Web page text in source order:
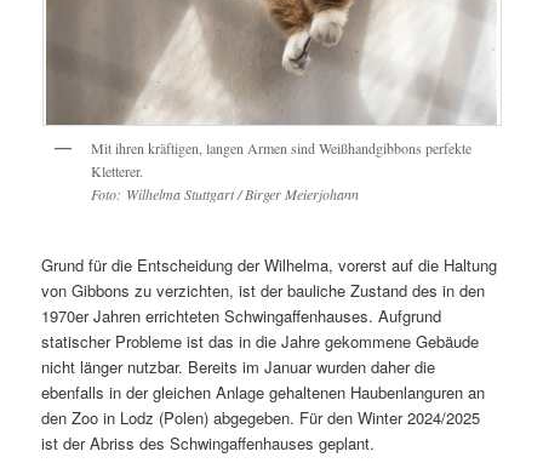
Mit ihren kräftigen, langen Armen sind Weißhandgibbons perfekte
Kletterer.
Foto: Wilhelma Stuttgart / Birger Meierjohann
Grund für die Entscheidung der Wilhelma, vorerst auf die Haltung
von Gibbons zu verzichten, ist der bauliche Zustand des in den
1970er Jahren errichteten Schwingaffenhauses. Aufgrund
statischer Probleme ist das in die Jahre gekommene Gebäude
nicht länger nutzbar. Bereits im Januar wurden daher die
ebenfalls in der gleichen Anlage gehaltenen Haubenlanguren an
den Zoo in Lodz (Polen) abgegeben. Für den Winter 2024/2025
ist der Abriss des Schwingaffenhauses geplant.